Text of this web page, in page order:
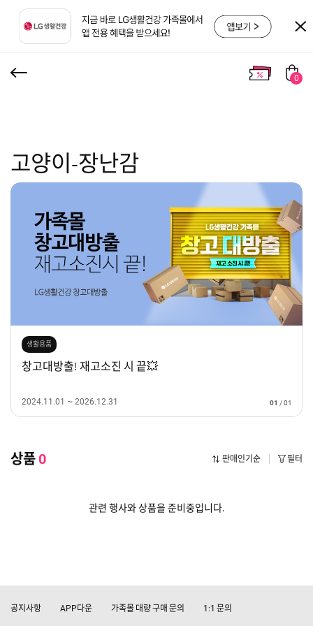
0
고양이-장난감
생활용품
창고대방출! 재고소진 시 끝💥
2024.11.01 ~ 2026.12.31 01 /01
상품 0 판매인기순 필터
관련 행사와 상품을 준비중입니다.
공지사항 APP다운 가족몰 대량 구매 문의 1:1 문의